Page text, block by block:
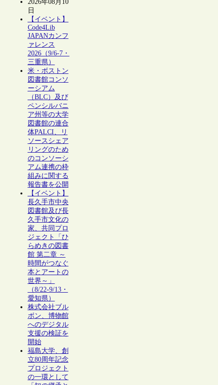
2026年08月10
日
【イベント】
Code4Lib
JAPANカンフ
ァレンス
2026（9/6-7・
三重県）
米・ボストン
図書館コンソ
ーシアム
（BLC）及び
ペンシルバニ
ア州等の大学
図書館の連合
体PALCI、リ
ソースシェア
リングのため
のコンソーシ
アム連携の枠
組みに関する
報告書を公開
【イベント】
長久手市中央
図書館及び長
久手市文化の
家、共同プロ
ジェクト「ひ
らめきの図書
館 第二章 ～
時間がつなぐ
本とアートの
世界～」
（8/22-9/13・
愛知県）
株式会社ブル
ボン、博物館
へのデジタル
支援の検証を
開始
福島大学、創
立80周年記念
プロジェクト
の一環として